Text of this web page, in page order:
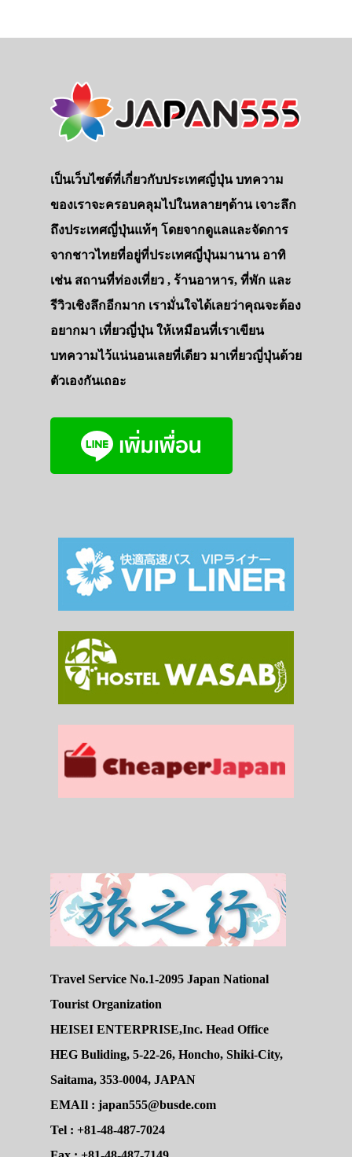
เป็นเว็บไซต์ที่เกี่ยวกับประเทศญี่ปุ่น บทความ
ของเราจะครอบคลุมไปในหลายๆด้าน เจาะลึก
ถึงประเทศญี่ปุ่นแท้ๆ โดยจากดูแลและจัดการ
จากชาวไทยที่อยู่ที่ประเทศญี่ปุ่นมานาน อาทิ
เช่น สถานที่ท่องเที่ยว , ร้านอาหาร, ที่พัก และ
รีวิวเชิงลึกอีกมาก เรามั่นใจได้เลยว่าคุณจะต้อง
อยากมา เที่ยวญี่ปุ่น ให้เหมือนที่เราเขียน
บทความไว้แน่นอนเลยที่เดียว มาเที่ยวญี่ปุ่นด้วย
ตัวเองกันเถอะ
Travel Service No.1-2095 Japan National
Tourist Organization
HEISEI ENTERPRISE,Inc. Head Office
HEG Buliding, 5-22-26, Honcho, Shiki-City,
Saitama, 353-0004, JAPAN
EMAIl : japan555@busde.com
Tel : +81-48-487-7024